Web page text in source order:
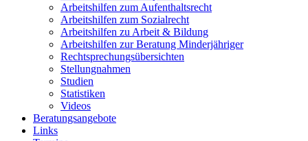
Arbeitshilfen zum Aufenthaltsrecht
Arbeitshilfen zum Sozialrecht
Arbeitshilfen zu Arbeit & Bildung
Arbeitshilfen zur Beratung Minderjähriger
Rechtsprechungsübersichten
Stellungnahmen
Studien
Statistiken
Videos
Beratungsangebote
Links